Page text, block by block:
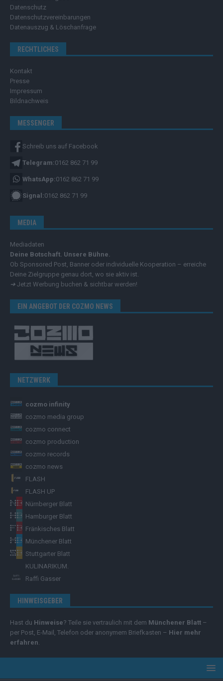
Datenschutz
Datenschutzvereinbarungen
Datenauszug & Löschanfrage
RECHTLICHES
Kontakt
Presse
Impressum
Bildnachweis
MESSENGER
Schreib uns auf Facebook
Telegram:0162 862 71 99
WhatsApp:0162 862 71 99
Signal:0162 862 71 99
MEDIA
Mediadaten
Deine Botschaft. Unsere Bühne.
Ob Sponsored Post, Banner oder individuelle Kooperation – erreiche
Deine Zielgruppe genau dort, wo sie aktiv ist.
➔ Jetzt Werbung buchen & sichtbar werden!
EIN ANGEBOT DER COZMO NEWS
NETZWERK
cozmo infinity
cozmo media group
cozmo connect
cozmo production
cozmo records
cozmo news
FLASH
FLASH UP
Nürnberger Blatt
Hamburger Blatt
Fränkisches Blatt
Münchener Blatt
Stuttgarter Blatt
KULINARIKUM.
Raffi Gasser
HINWEISGEBER
Hast du Hinweise? Teile sie vertraulich mit dem Münchener Blatt –
per Post, E-Mail, Telefon oder anonymem Briefkasten – Hier mehr
erfahren.